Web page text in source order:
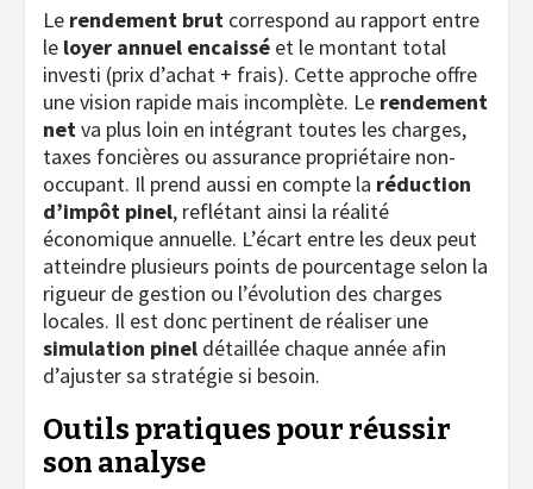
Le rendement brut correspond au rapport entre
le loyer annuel encaissé et le montant total
investi (prix d’achat + frais). Cette approche offre
une vision rapide mais incomplète. Le rendement
netva plus loin en intégrant toutes les charges,
taxes foncières ou assurance propriétaire non-
occupant. Il prend aussi en compte la réduction
d’impôt pinel, reflétant ainsi la réalité
économique annuelle. L’écart entre les deux peut
atteindre plusieurs points de pourcentage selon la
rigueur de gestion ou l’évolution des charges
locales. Il est donc pertinent de réaliser une
simulation pinel détaillée chaque année afin
d’ajuster sa stratégie si besoin.
Outils pratiques pour réussir
son analyse